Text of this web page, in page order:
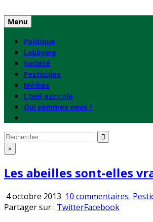
to
content
Menu
Politique
Lobbying
Société
Pesticides
Médias
L’oeil agricole
Qui sommes nous ?
Rechercher
: ×
Les abeilles sont-elles
4 octobre 2013 10 commentaires sur
Partager sur : TwitterFacebook